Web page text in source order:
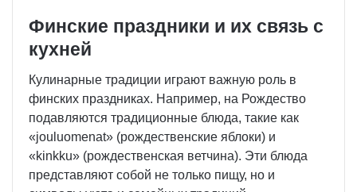
Финские праздники и их связь с
кухней
Кулинарные традиции играют важную роль в
финских праздниках. Например, на Рождество
подавляются традиционные блюда, такие как
«jouluomenat» (рождественские яблоки) и
«kinkku» (рождественская ветчина). Эти блюда
представляют собой не только пищу, но и